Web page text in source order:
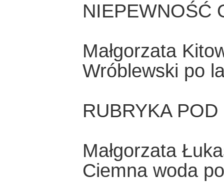
NIEPEWNOŚĆ
Małgorzata
Wróblewski po
RUBRYKA
Małgorzata
Ciemna woda